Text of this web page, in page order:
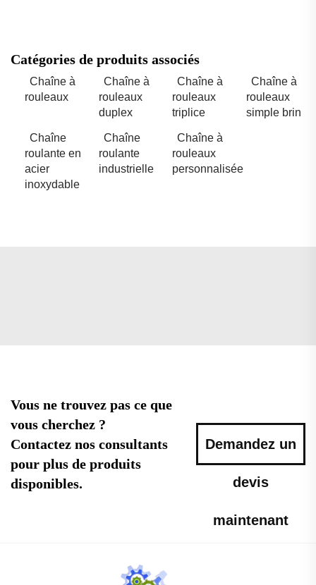
Catégories de produits associés
Chaîne à
rouleaux
Chaîne à
rouleaux
duplex
Chaîne à
rouleaux
triplice
Chaîne à
rouleaux
simple brin
Chaîne
roulante en
acier
inoxydable
Chaîne
roulante
industrielle
Chaîne à
rouleaux
personnalisée
Vous ne trouvez pas ce que
vous cherchez ?
Contactez nos consultants
pour plus de produits
disponibles.
Demandez un
devis
maintenant